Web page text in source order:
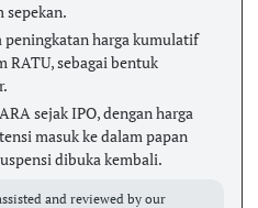
sepekan.
peningkatan harga kumulatif
RATU, sebagai bentuk
sejak IPO, dengan harga
masuk ke dalam papan
dibuka kembali.
and reviewed by our